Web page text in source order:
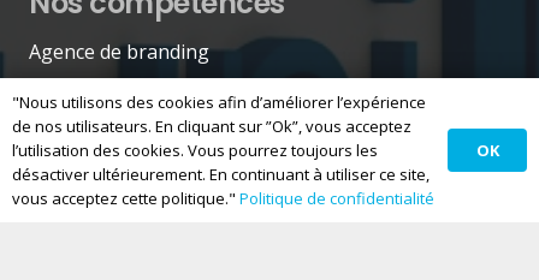
Agence de branding
Création de logo
Identité de marque
Création site web
Community manager
"Nous utilisons des cookies afin d’améliorer l’expérience
de nos utilisateurs. En cliquant sur ”Ok”, vous acceptez
l’utilisation des cookies. Vous pourrez toujours les
désactiver ultérieurement. En continuant à utiliser ce site,
vous acceptez cette politique." Politique de confidentialité
OK